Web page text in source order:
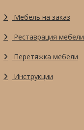
Мебель на заказ
Реставрация мебели
Перетяжка мебели
Инструкции